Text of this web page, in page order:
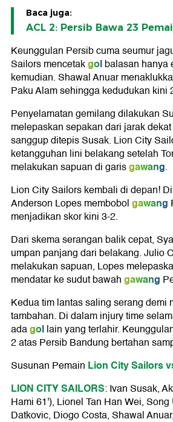
Baca juga:
ACL 2: Persib Bawa 23
Keunggulan Persib cuma seumur
Sailors mencetakgolbalasan hanya
kemudian. Shawal Anuar
Paku Alam sehingga kedudukan kini
Penyelamatan gemilang dilakukan
melepaskan sepakan dari jarak
sanggup ditepis Susak. Lion City
ketangguhan lini belakang setelah
melakukan sapuan di garisgawang.
Lion City Sailors kembali di depan!
Anderson Lopes membobolgawang
menjadikan skor kini 3-2.
Dari skema serangan balik cepat,
umpan panjang dari belakang. Julio
melakukan sapuan, Lopes
mendatar ke sudut bawahgawang
Kedua tim lantas saling serang demi
tambahan. Di dalam injury time
adagollain yang terlahir.
2 atas Persib Bandung bertahan
Susunan Pemain Lion City Sailors
LION CITY SAILORS: Ivan Susak,
Hami 61'), Lionel Tan Han Wei, Song
Datkovic, Diogo Costa, Shawal